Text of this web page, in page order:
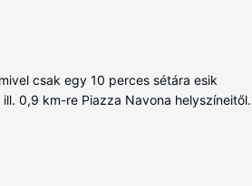
csak egy 10 perces sétára esik
0,9 km-re Piazza Navona helyszíneitől.
van fürdőkád vagy zuhanyzó is)